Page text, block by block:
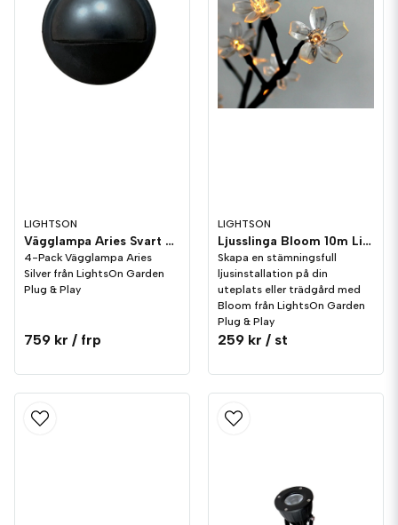
LIGHTSON
Vägglampa Aries Svart 4-pack LightsOn Garden Plug & Play
4-Pack Vägglampa Aries
Silver från LightsOn Garden
Plug & Play
759 kr / frp
LIGHTSON
Ljusslinga Bloom 10m LightsOn Garden Plug & Play
Skapa en stämningsfull
ljusinstallation på din
uteplats eller trädgård med
Bloom från LightsOn Garden
Plug & Play
259 kr / st